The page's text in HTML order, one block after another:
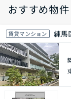
おすすめ物
賃貸マンション 練馬